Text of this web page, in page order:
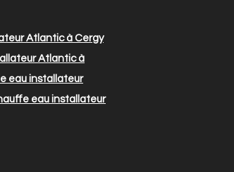
Atlantic à Cergy
Atlantic à
eau installateur
eau installateur